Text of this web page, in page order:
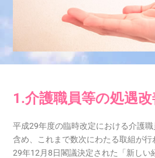
1.介護職員等の処遇
平成29年度の臨時改定における介護
含め、これまで数次にわたる取組が
29年12月8日閣議決定された「新しい